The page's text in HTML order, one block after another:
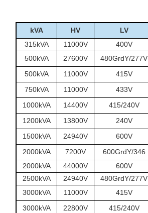
kVA HV LV
315kVA
11000V 400V
500kVA
27600V 480GrdY/277V
500kVA
11000V 415V
750kVA
11000V 433V
1000kVA
14400V 415/240V
1200kVA
13800V 240V
1500kVA
24940V 600V
2000kVA
7200V 600GrdY/346
2000kVA
44000V 600V
2500kVA
24940V 480GrdY/277V
3000kVA
11000V 415V
3000kVA
22800V 415/240V